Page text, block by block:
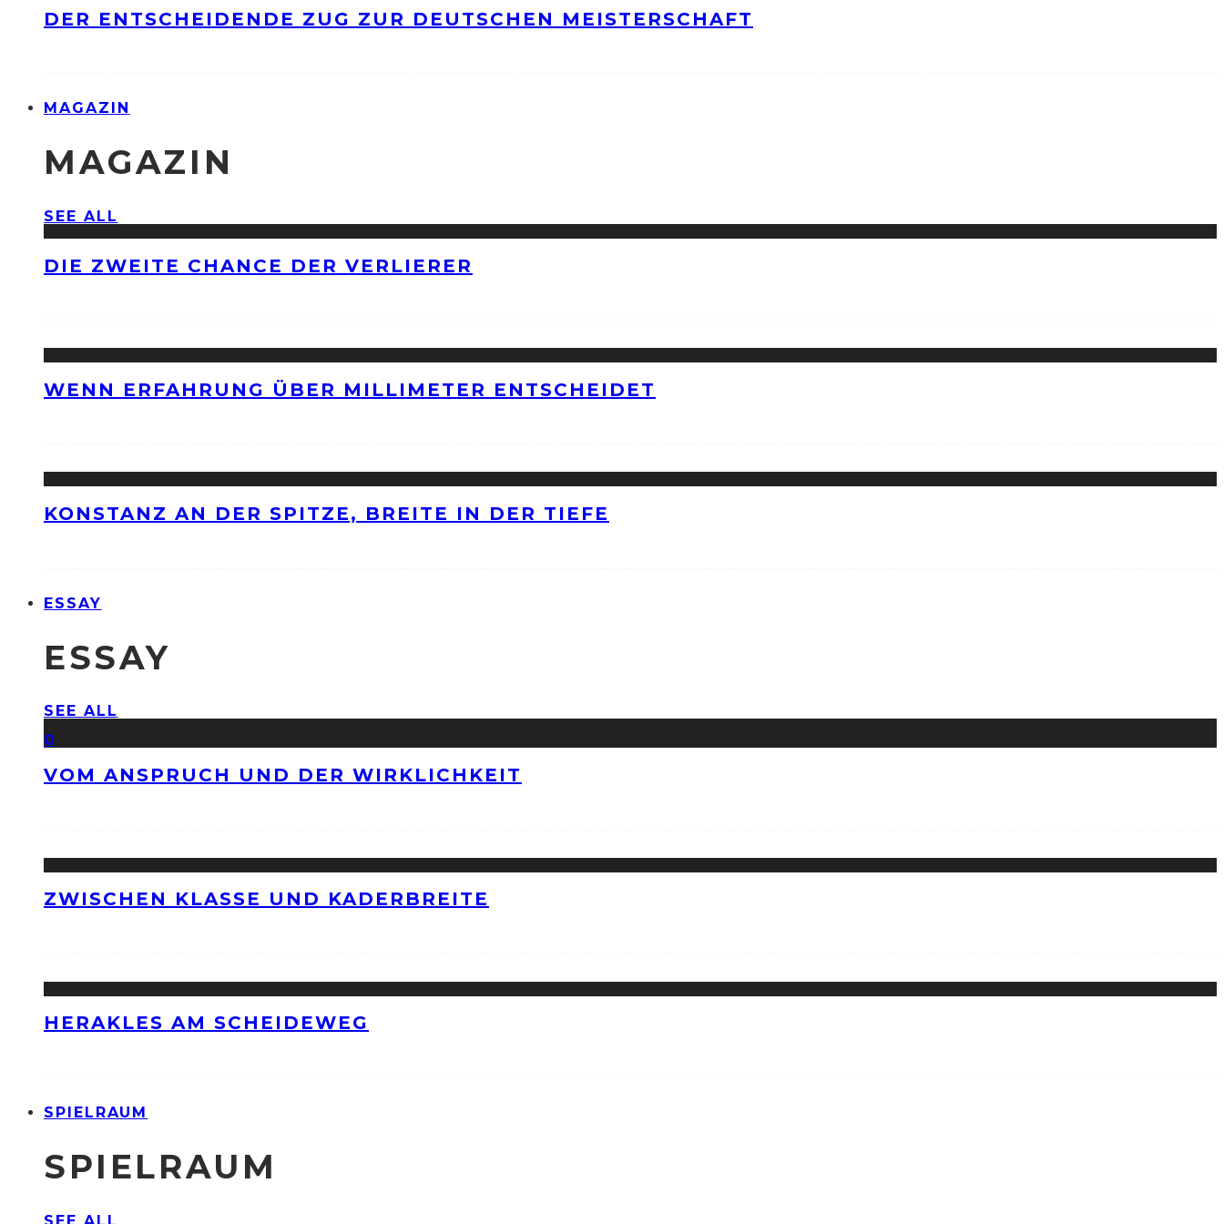
DER ENTSCHEIDENDE ZUG ZUR DEUTSCHEN MEISTERSCHAFT
MAGAZIN
MAGAZIN
SEE ALL
DIE ZWEITE CHANCE DER VERLIERER
WENN ERFAHRUNG ÜBER MILLIMETER ENTSCHEIDET
KONSTANZ AN DER SPITZE, BREITE IN DER TIEFE
ESSAY
ESSAY
SEE ALL
0
VOM ANSPRUCH UND DER WIRKLICHKEIT
ZWISCHEN KLASSE UND KADERBREITE
HERAKLES AM SCHEIDEWEG
SPIELRAUM
SPIELRAUM
SEE ALL